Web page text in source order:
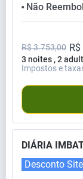
⬤ Não
3 noites , 2
R$ 3.753,00 R$
Impostos e
DIÁRIA
Desconto Site